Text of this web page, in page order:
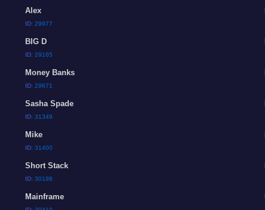
Alex
ID: 29977
BIG D
ID: 29165
Money Banks
ID: 29671
Sasha Spade
ID: 31349
Mike
ID: 31400
Short Stack
ID: 30198
Mainframe